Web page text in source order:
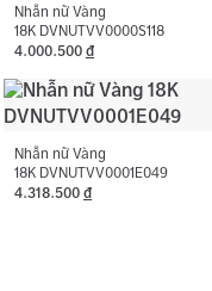
Nhẫn nữ Vàng
18K DVNUTVV0000S118
4.000.500 đ
Nhẫn nữ Vàng
18K DVNUTVV0001E049
4.318.500 đ